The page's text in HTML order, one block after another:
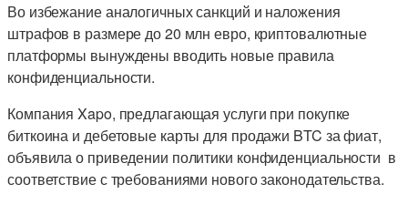
Во избежание аналогичных санкций и наложения
штрафов в размере до 20 млн евро, криптовалютные
платформы вынуждены вводить новые правила
конфиденциальности.
Компания Xapo, предлагающая услуги при покупке
биткоина и дебетовые карты для продажи BTC за фиат,
объявила о приведении политики конфиденциальности ​​в
соответствие с требованиями нового законодательства.